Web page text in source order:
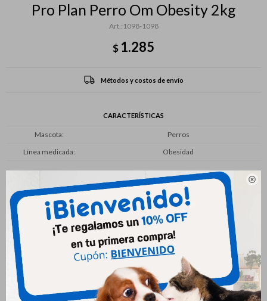

Pro Plan Perro Om Obesity 2kg
1098-1098
$ 1.285
Métodos y costos de envío
CARACTERÍSTICAS
Mascota
Perros
Línea medicada
Obesidad
Productos que te pueden interesar